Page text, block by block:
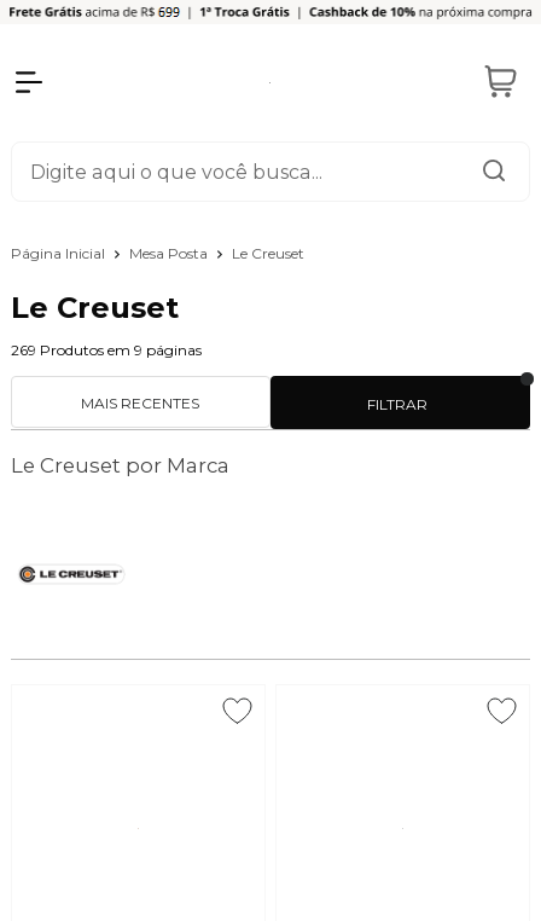
Página Inicial Mesa Posta Le Creuset
Le Creuset
269 Produtos em 9 páginas
FILTRAR
MAIS RECENTES
Le Creuset por Marca